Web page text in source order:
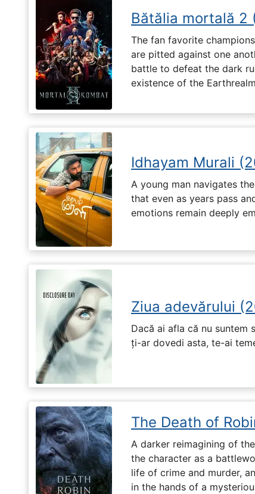
Bătălia mortală 2
The fan favorite
are pitted against one
battle to defeat the dark
existence of the
Idhayam Murali
A young man navigates
that even as years pass
emotions remain deeply
Ziua adevărului
Dacă ai afla că nu suntem
ți-ar dovedi asta, te-ai
The Death of
A darker reimagining of
the character as a
life of crime and murder,
in the hands of a